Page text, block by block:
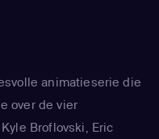
animatieserie die
over de vier
Broflovski, Eric